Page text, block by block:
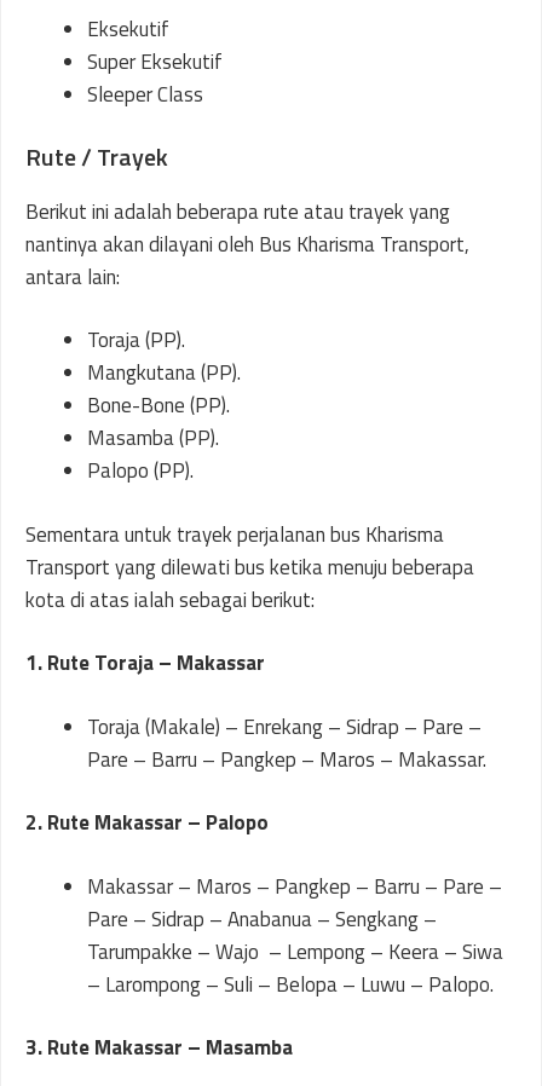
Eksekutif
Super Eksekutif
Sleeper Class
Rute / Trayek
Berikut ini adalah beberapa rute atau trayek yang
nantinya akan dilayani oleh Bus Kharisma Transport,
antara lain:
Toraja (PP).
Mangkutana (PP).
Bone-Bone (PP).
Masamba (PP).
Palopo (PP).
Sementara untuk trayek perjalanan bus Kharisma
Transport yang dilewati bus ketika menuju beberapa
kota di atas ialah sebagai berikut:
1. Rute Toraja – Makassar
Toraja (Makale) – Enrekang – Sidrap – Pare –
Pare – Barru – Pangkep – Maros – Makassar.
2. Rute Makassar – Palopo
Makassar – Maros – Pangkep – Barru – Pare –
Pare – Sidrap – Anabanua – Sengkang –
Tarumpakke – Wajo – Lempong – Keera – Siwa
– Larompong – Suli – Belopa – Luwu – Palopo.
3. Rute Makassar – Masamba